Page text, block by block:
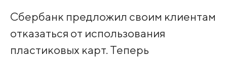
Сбербанк предложил своим клиентам
отказаться от использования
пластиковых карт. Теперь